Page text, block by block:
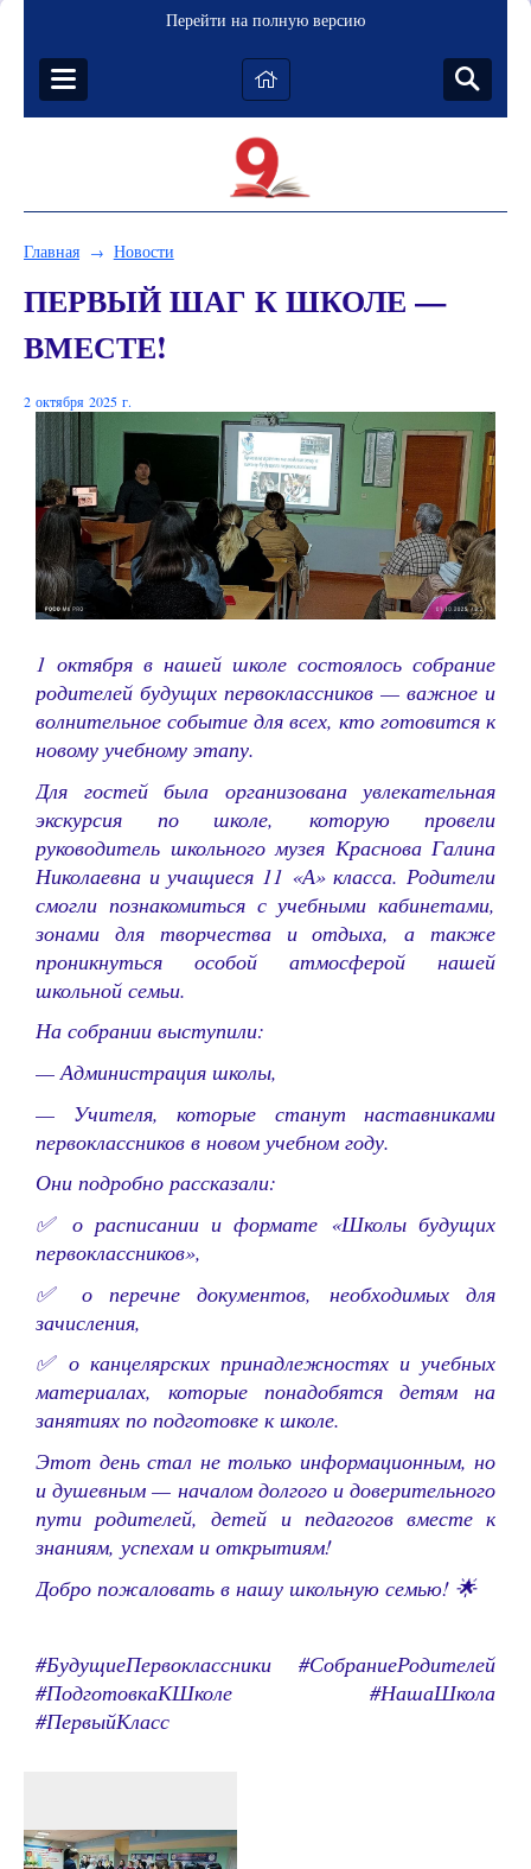
Перейти на полную версию
Главная → Новости
ПЕРВЫЙ ШАГ К ШКОЛЕ —
ВМЕСТЕ!
2 октября 2025 г.
1 октября в нашей школе состоялось собрание
родителей будущих первоклассников — важное и
волнительное событие для всех, кто готовится к
новому учебному этапу.
Для гостей была организована увлекательная
экскурсия по школе, которую провели
руководитель школьного музея Краснова Галина
Николаевна и учащиеся 11 «А» класса. Родители
смогли познакомиться с учебными кабинетами,
зонами для творчества и отдыха, а также
проникнуться особой атмосферой нашей
школьной семьи.
На собрании выступили:
— Администрация школы,
— Учителя, которые станут наставниками
первоклассников в новом учебном году.
Они подробно рассказали:
✅ о расписании и формате «Школы будущих
первоклассников»,
✅ о перечне документов, необходимых для
зачисления,
✅ о канцелярских принадлежностях и учебных
материалах, которые понадобятся детям на
занятиях по подготовке к школе.
Этот день стал не только информационным, но
и душевным — началом долгого и доверительного
пути родителей, детей и педагогов вместе к
знаниям, успехам и открытиям!
Добро пожаловать в нашу школьную семью! 🌟
#БудущиеПервоклассники #СобраниеРодителей
#ПодготовкаКШколе #НашаШкола
#ПервыйКласс